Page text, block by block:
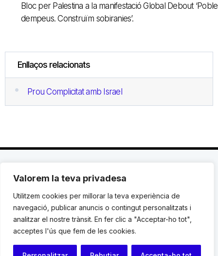
Valorem la teva privadesa
Utilitzem cookies per millorar la teva experiència de
navegació, publicar anuncis o contingut personalitzats i
analitzar el nostre trànsit. En fer clic a "Acceptar-ho tot",
acceptes l'ús que fem de les cookies.
Bloc per Palestina a la manifestació Global Debout
dempeus. Construïm sobiranies’.
Enllaços relacionats
Prou Complicitat amb Israel
C. Avinyó 44, 2n | 08002 Barcelona |
119 03 72|institut@idhc.org
© Institut de Drets Humans de Catalunya.
Avis legal|Cookies|Contacte